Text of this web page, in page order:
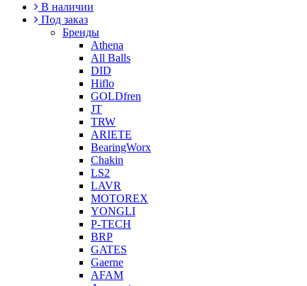
В наличии
Под заказ
Бренды
Athena
All Balls
DID
Hiflo
GOLDfren
JT
TRW
ARIETE
BearingWorx
Chakin
LS2
LAVR
MOTOREX
YONGLI
P-TECH
BRP
GATES
Gaerne
AFAM